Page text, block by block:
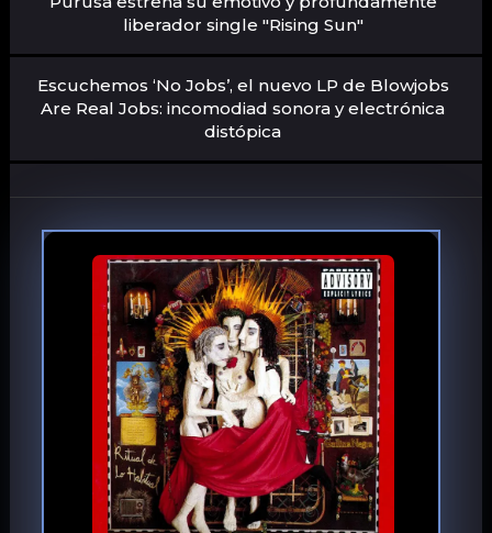
liberador single "Rising Sun"
Escuchemos ‘No Jobs’, el nuevo LP de Blowjobs
Are Real Jobs: incomodiad sonora y electrónica
distópica